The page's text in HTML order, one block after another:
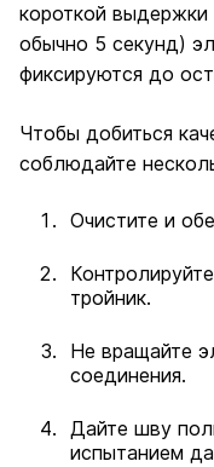
короткой
обычно 5 секунд)
фиксируются до
Чтобы добиться
соблюдайте
Очистите и
тройник.
Не вращайте
соединения.
Дайте шву
испытанием